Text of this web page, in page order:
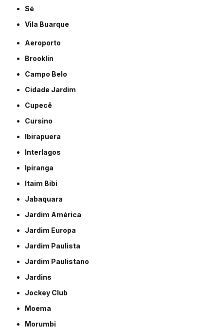
Sé
Vila Buarque
Aeroporto
Brooklin
Campo Belo
Cidade Jardim
Cupecê
Cursino
Ibirapuera
Interlagos
Ipiranga
Itaim Bibi
Jabaquara
Jardim América
Jardim Europa
Jardim Paulista
Jardim Paulistano
Jardins
Jockey Club
Moema
Morumbi